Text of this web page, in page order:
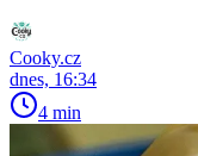
Cooky.cz
dnes, 16:34
4 min